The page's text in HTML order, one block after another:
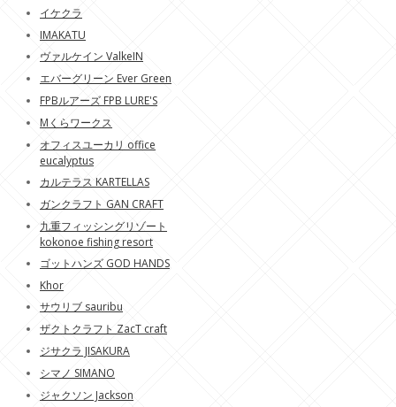
イケクラ
IMAKATU
ヴァルケイン ValkeIN
エバーグリーン Ever Green
FPBルアーズ FPB LURE'S
Mくらワークス
オフィスユーカリ office
eucalyptus
カルテラス KARTELLAS
ガンクラフト GAN CRAFT
九重フィッシングリゾート
kokonoe fishing resort
ゴットハンズ GOD HANDS
Khor
サウリブ sauribu
ザクトクラフト ZacT craft
ジサクラ JISAKURA
シマノ SIMANO
ジャクソン Jackson